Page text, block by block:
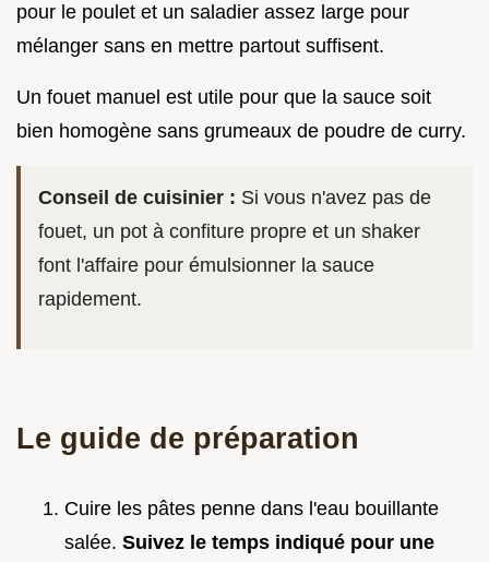
pour le poulet et un saladier assez large pour
mélanger sans en mettre partout suffisent.
Un fouet manuel est utile pour que la sauce soit
bien homogène sans grumeaux de poudre de curry.
Conseil de cuisinier : Si vous n'avez pas de
fouet, un pot à confiture propre et un shaker
font l'affaire pour émulsionner la sauce
rapidement.
Le guide de préparation
Cuire les pâtes penne dans l'eau bouillante
salée. Suivez le temps indiqué pour une